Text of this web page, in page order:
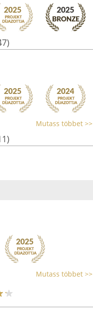
Mutass többet >>
Mutass többet >>